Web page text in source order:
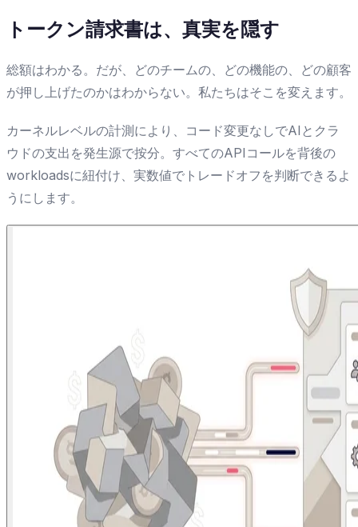
トークン請求書は、真実を隠す
総額はわかる。だが、どのチームの、どの機能の、どの顧客
が押し上げたのかはわからない。私たちはそこを変えます。
カーネルレベルの計測により、コード変更なしでAIとクラ
ウドの支出を発生源で按分。すべてのAPIコールを背後の
workloadsに紐付け、実数値でトレードオフを判断できるよ
うにします。